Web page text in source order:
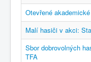
Otevřené
Malí hasiči v akci:
Sbor dobrovolných
TFA